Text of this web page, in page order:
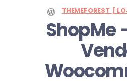
THEMEFOREST [
ShopMe